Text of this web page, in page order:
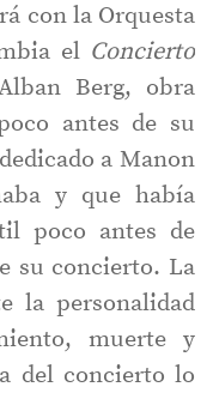
con la Orquesta
el Concierto
Berg, obra
antes de su
a Manon
y que había
poco antes de
su concierto. La
la personalidad
muerte y
del concierto lo